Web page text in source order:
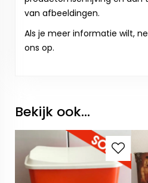
van afbeeldingen.
Als je meer informatie wilt,
ons op.
Bekijk ook...